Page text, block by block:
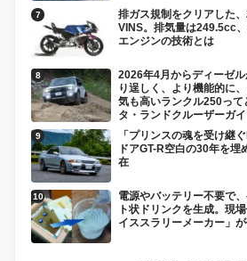
排ガス規制をクリアした
VINS。排気量は249.5cc
エンジンの技術とは
2026年4月からディーゼ
り逞しく、より機能的に
気も高いランクル250って
タ・ランドクルーザーガイ
「プリンスの魂を受け継
ドアGT-R空白の30年を
在
電源やバッテリー不要で
ト状ドリンクを生成。現
イススラリーメーカー」が